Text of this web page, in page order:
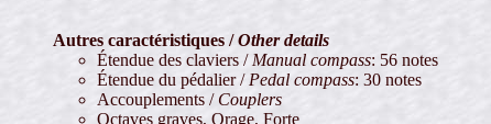
Autres caractéristiques /Other details
Étendue des claviers / Manual compass: 56 notes
Étendue du pédalier / Pedal compass: 30 notes
Accouplements / Couplers
Octaves graves, Orage, Forte